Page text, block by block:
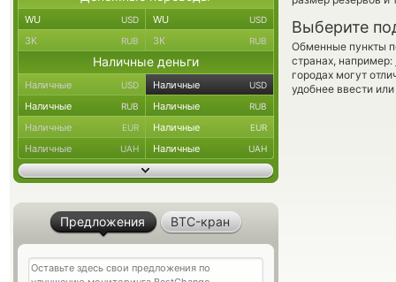
Выберите
Обменные пункты
странах, например:
городах могут
удобнее ввести
WU USD WU USD
ЗК RUB ЗК RUB
Наличные деньги
Наличные USD Наличные USD
Наличные RUB Наличные RUB
Наличные EUR Наличные EUR
Наличные UAH Наличные UAH
Предложения BTC-кран